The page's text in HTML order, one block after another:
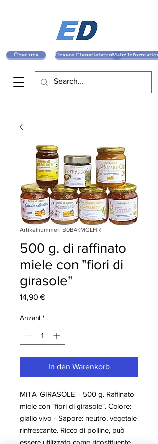
Unsere Dienstleistungen
Mehr
Über uns
Artikelnummer: B0B4KMGLHR
500 g. di raffinato
miele con "fiori di
girasole"
14,90 €Preis
Anzahl *
In den Warenkorb
MiTA 'GIRASOLE' - 500 g. Raffinato
miele con "fiori di girasole". Colore:
giallo vivo - Sapore: neutro, vegetale
rinfrescante. Ricco di polline, può
essere utilizzato come ricostituente